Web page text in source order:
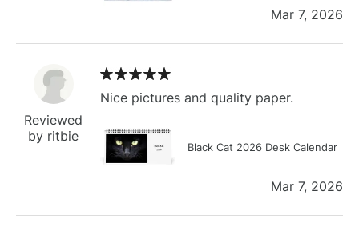
Mar 7, 2026
Reviewed
by ritbie
Nice pictures and quality paper.
Black Cat 2026 Desk Calendar
Mar 7, 2026